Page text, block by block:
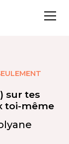
sur tes
toi-même